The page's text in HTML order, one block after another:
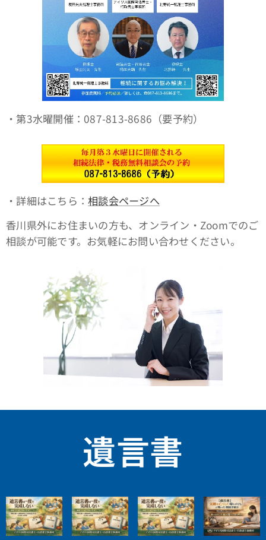
・第3水曜開催：087-813-8686（要予約）
・詳細はこちら：相談会ページへ
香川県外にお住まいの方も、オンライン・Zoomでのご
相談が可能です。お気軽にお問い合わせください。
遺言書